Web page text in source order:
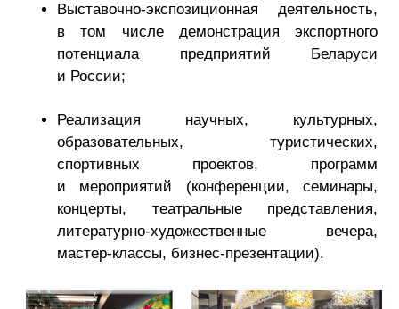
Выставочно-экспозиционная деятельность,
в том числе демонстрация экспортного
потенциала предприятий Беларуси
и России;
Реализация научных, культурных,
образовательных, туристических,
спортивных проектов, программ
и мероприятий (конференции, семинары,
концерты, театральные представления,
литературно-художественные вечера,
мастер-классы, бизнес-презентации).